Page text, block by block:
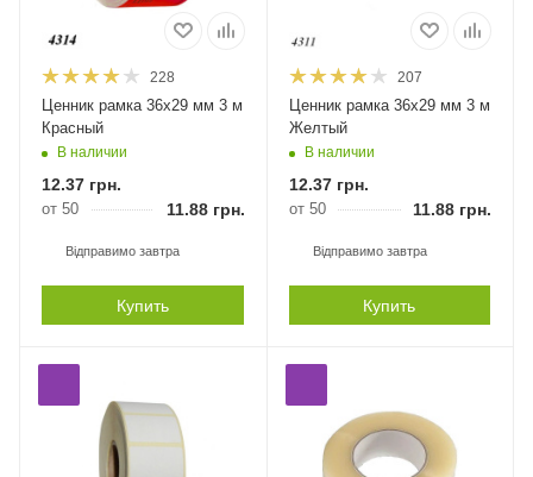
228
Ценник рамка 36х29 мм 3 м
Красный
В наличии
12.37 грн.
от 50 11.88грн.
Відправимо завтра
Купить
207
Ценник рамка 36х29 мм 3 м
Желтый
В наличии
12.37грн.
от 50 11.88 грн.
Відправимо завтра
Купить